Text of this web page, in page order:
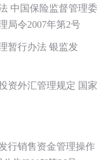
中国保险监督管理委
局令2007年第2号
暂行办法 银监发
资外汇管理规定 国家
行销售资金管理操作